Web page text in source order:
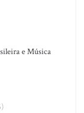
e Música